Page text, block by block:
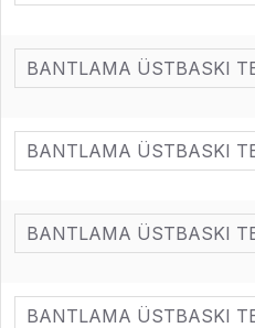
BANTLAMA ÜSTBASKI
BANTLAMA ÜSTBASKI
BANTLAMA ÜSTBASKI
BANTLAMA ÜSTBASKI